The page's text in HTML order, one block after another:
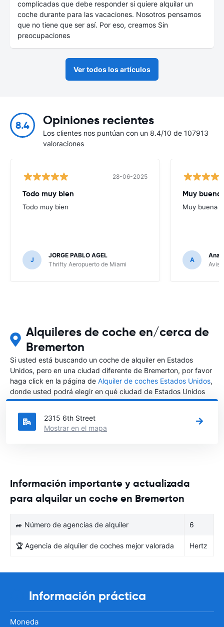
complicadas que debe responder si quiere alquilar un
coche durante para las vacaciones. Nosotros pensamos
que no tiene que ser así. Por eso, creamos Sin
preocupaciones
Ver todos los artículos
8.4 Opiniones recientes
Los clientes nos puntúan con un 8.4/10 de 107913
valoraciones
28-06-2025
Todo muy bien
Todo muy bien
J
JORGE PABLO AGEL
Thrifty Aeropuerto de Miami
Muy buena
Muy buena
A
Ana
Avis
Alquileres de coche en/cerca de
Bremerton
Si usted está buscando un coche de alquiler en Estados
Unidos, pero en una ciudad diferente de Bremerton, por favor
haga click en la página de Alquiler de coches Estados Unidos,
donde usted podrá elegir en qué ciudad de Estados Unidos
desea alquilar un coche.
2315 6th Street
Mostrar en el mapa
Información importante y actualizada
para alquilar un coche en Bremerton
🚙 Número de agencias de alquiler 6
🏆 Agencia de alquiler de coches mejor valorada Hertz
Información práctica
Moneda